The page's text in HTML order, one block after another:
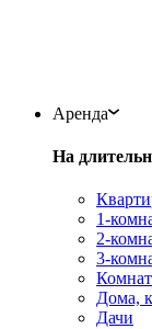
Аренда
На
1-
2-
3-
Дома,
Дачи